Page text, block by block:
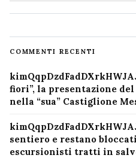
COMMENTI RECENTI
fiori”, la presentazione
nella “sua” Castiglione
sentiero e restano
escursionisti tratti in